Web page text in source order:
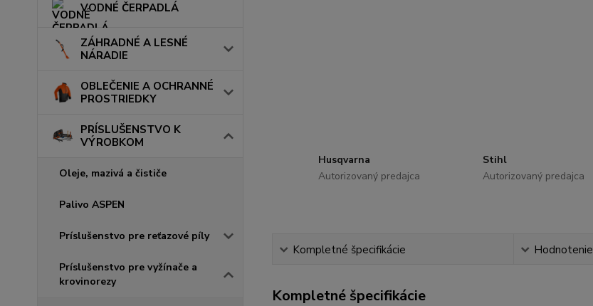
VODNÉ ČERPADLÁ
ZÁHRADNÉ A LESNÉ
NÁRADIE
OBLEČENIE A OCHRANNÉ
PROSTRIEDKY
PRÍSLUŠENSTVO K
VÝROBKOM
Oleje, mazivá a čističe
Palivo ASPEN
Príslušenstvo pre reťazové píly
Príslušenstvo pre vyžínače a
krovinorezy
Husqvarna
Autorizovaný predajca
Stihl
Autorizovaný predajca
Kompletné špecifikácie Hodnotenie
Kompletné špecifikácie